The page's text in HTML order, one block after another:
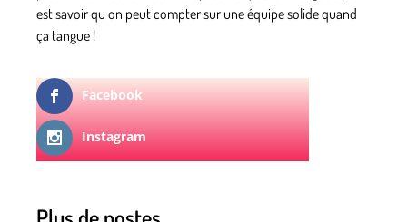
est savoir qu on peut compter sur une équipe solide quand
ça tangue !
Facebook
Instagram